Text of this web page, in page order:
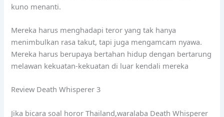
kuno menanti.
Mereka harus menghadapi teror yang tak hanya
menimbulkan rasa takut, tapi juga mengamcam nyawa.
Mereka harus berupaya bertahan hidup dengan bertarung
melawan kekuatan-kekuatan di luar kendali mereka
Review Death Whisperer 3
Jika bicara soal horor Thailand,waralaba Death Whisperer